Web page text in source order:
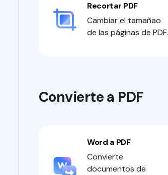
Recortar PDF
Cambiar el tamañao
de las páginas de PDF.
Convierte a PDF
Word a PDF
Convierte
documentos de